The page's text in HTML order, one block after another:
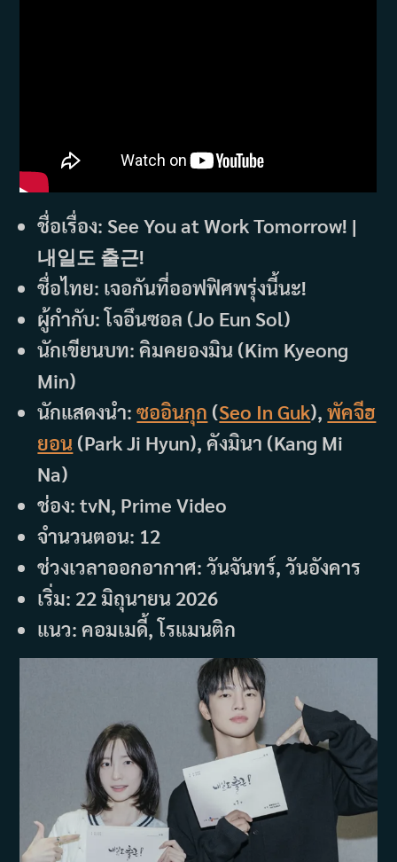
ชื่อเรื่อง: See You at Work Tomorrow! |
내일도 출근!
ชื่อไทย: เจอกันที่ออฟฟิศพรุ่งนี้นะ!
ผู้กำกับ: โจอึนซอล (Jo Eun Sol)
นักเขียนบท: คิมคยองมิน (Kim Kyeong
Min)
นักแสดงนำ:ซออินกุก (Seo In Guk),พัคจีฮ
ยอน (Park Ji Hyun), คังมินา (Kang Mi
Na)
ช่อง: tvN, Prime Video
จำนวนตอน: 12
ช่วงเวลาออกอากาศ: วันจันทร์, วันอังคาร
เริ่ม: 22 มิถุนายน 2026
แนว: คอมเมดี้, โรแมนติก